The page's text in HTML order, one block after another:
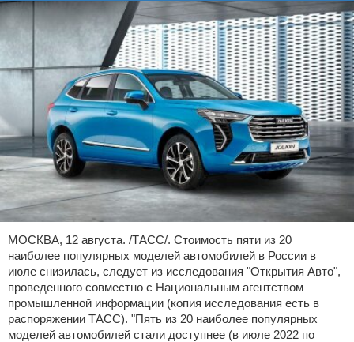
МОСКВА, 12 августа. /ТАСС/. Стоимость пяти из 20
наиболее популярных моделей автомобилей в России в
июле снизилась, следует из исследования "Открытия Авто",
проведенного совместно с Национальным агентством
промышленной информации (копия исследования есть в
распоряжении ТАСС). "Пять из 20 наиболее популярных
моделей автомобилей стали доступнее (в июле 2022 по